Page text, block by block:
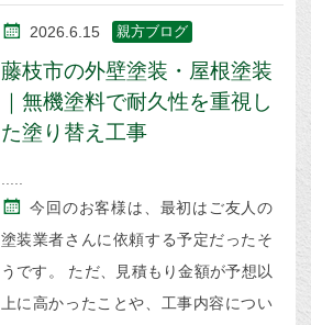
2026.6.15 親方ブログ
藤枝市の外壁塗装・屋根塗装
｜無機塗料で耐久性を重視し
た塗り替え工事
今回のお客様は、最初はご友人の
塗装業者さんに依頼する予定だったそ
うです。 ただ、見積もり金額が予想以
上に高かったことや、工事内容につい